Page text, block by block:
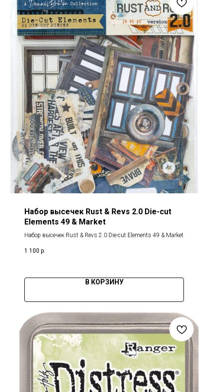
Набор высечек Rust & Revs 2.0 Die-cut
Elements 49 & Market
Набор высечек Rust & Revs 2.0 Die-cut Elements 49 & Market
1 100 р.
В КОРЗИНУ